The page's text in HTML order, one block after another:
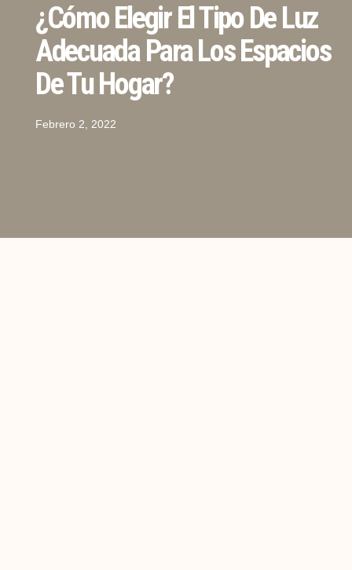
¿Cómo Elegir El Tipo De Luz
Adecuada Para Los Espacios
De Tu Hogar?
Febrero 2, 2022